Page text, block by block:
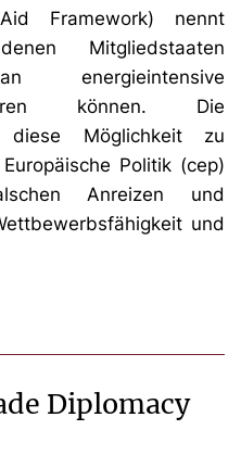
Framework) nennt
Mitgliedstaaten
energieintensive
können. Die
diese Möglichkeit zu
Politik (cep)
Anreizen und
und
Diplomacy